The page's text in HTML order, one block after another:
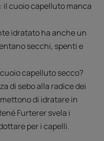
il cuoio capelluto manca
idratato ha anche un
secchi, spenti e
capelluto secco?
di sebo alla radice dei
di idratare in
Furterer svela i
per i capelli.